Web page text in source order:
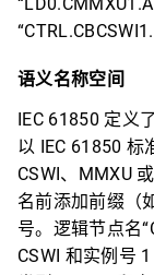
语义名称空间
IEC 61850 定义
以 IEC 61850 标
CSWI、MMXU
名前添加前缀（
号。逻辑节点名
CSWI 和实例号